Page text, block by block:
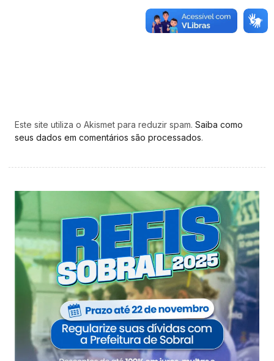
Este site utiliza o Akismet para reduzir spam. Saiba como
seus dados em comentários são processados.